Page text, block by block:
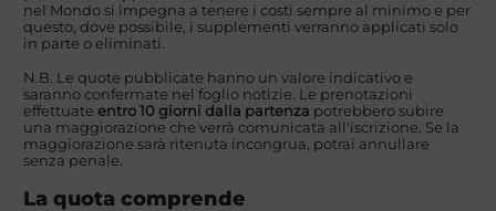
nel Mondo si impegna a tenere i costi sempre al minimo e per
questo, dove possibile, i supplementi verranno applicati solo
in parte o eliminati.
N.B. Le quote pubblicate hanno un valore indicativo e
saranno confermate nel foglio notizie. Le prenotazioni
effettuate entro 10 giorni dalla partenza potrebbero subire
una maggiorazione che verrà comunicata all'iscrizione. Se la
maggiorazione sarà ritenuta incongrua, potrai annullare
senza penale.
La quota comprende